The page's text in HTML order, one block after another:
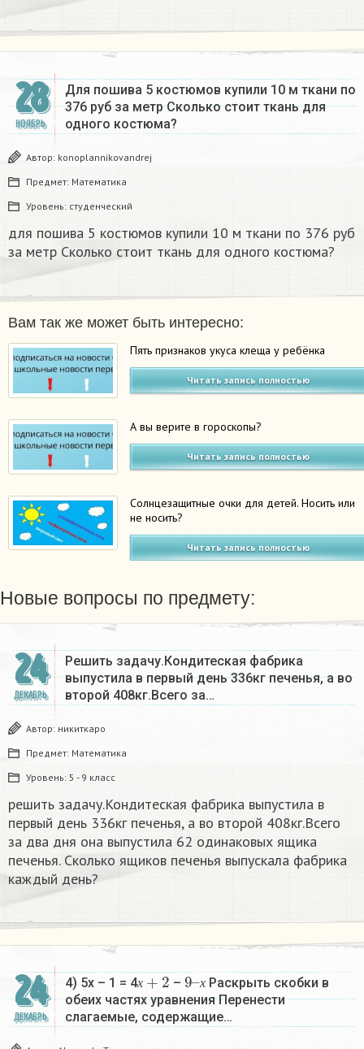
28
НОЯБРЬ
Для пошива 5 костюмов купили 10 м ткани по
376 руб за метр Сколько стоит ткань для
одного костюма? ​
Автор: konoplannikovandrej
Предмет: Математика
Уровень: студенческий
для пошива 5 костюмов купили 10 м ткани по 376 руб
за метр Сколько стоит ткань для одного костюма? ​
Вам так же может быть интересно:
Пять признаков укуса клеща у ребёнка
Читать запись полностью
А вы верите в гороскопы?
Читать запись полностью
Солнцезащитные очки для детей. Носить или
не носить?
Читать запись полностью
Новые вопросы по предмету:
24
ДЕКАБРЬ
Решить задачу.Кондитеская фабрика
выпустила в первый день 336кг печенья, а во
второй 408кг.Всего за…
Автор: никиткаро
Предмет: Математика
Уровень: 5 - 9 класс
решить задачу.Кондитеская фабрика выпустила в
первый день 336кг печенья, а во второй 408кг.Всего
за два дня она выпустила 62 одинаковых ящика
печенья. Сколько ящиков печенья выпускала фабрика
каждый день?
24
ДЕКАБРЬ
4) 5х – 1 = 4х
х+2
– х
9–
х
Раскрыть скобки в
обеих частях уравнения Перенести
слагаемые, содержащие…